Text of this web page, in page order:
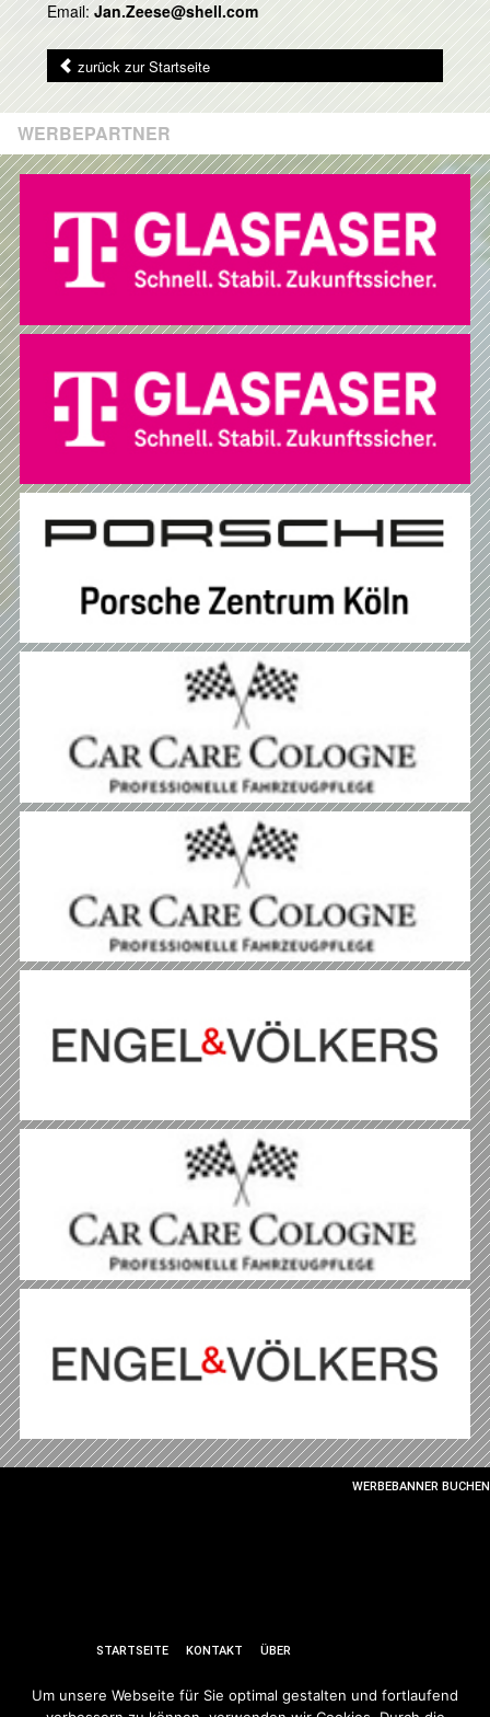
Email: Jan.Zeese@shell.com
zurück zur Startseite
WERBEPARTNER
WERBEBANNER BUCHEN
STARTSEITE KONTAKT
ÜBER
DOWNLOADS
IMPRESSUM |
Um unsere Webseite für Sie optimal gestalten und fortlaufend